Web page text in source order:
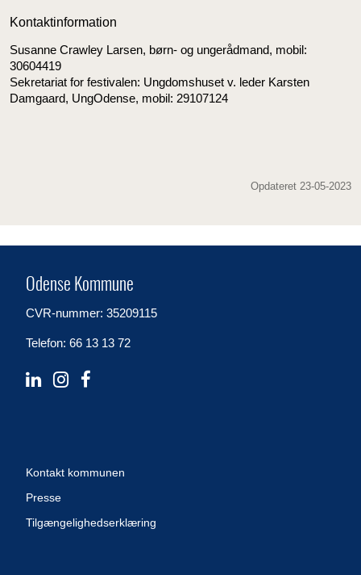
Kontaktinformation
Susanne Crawley Larsen, børn- og ungerådmand, mobil:
30604419
Sekretariat for festivalen: Ungdomshuset v. leder Karsten
Damgaard, UngOdense, mobil: 29107124
Opdateret 23-05-2023
Odense Kommune
CVR-nummer: 35209115
Telefon: 66 13 13 72
Kontakt kommunen
Presse
Tilgængelighedserklæring